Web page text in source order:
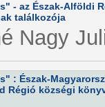
- az Észak-Alföldi
találkozója
Nagy
: Észak-
Régió községi